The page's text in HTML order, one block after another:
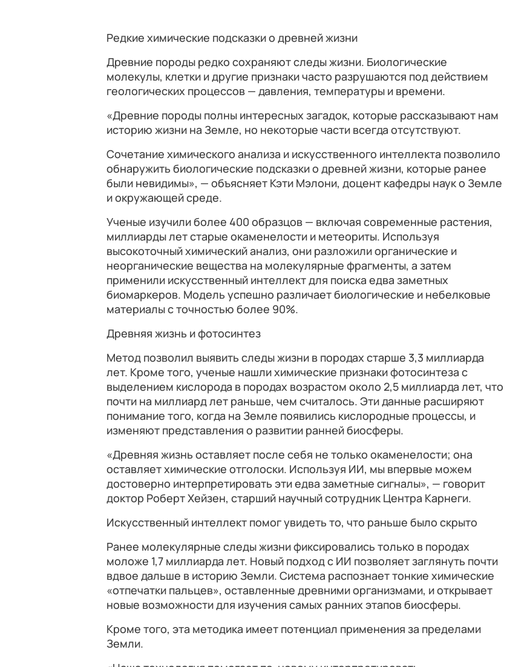
Редкие химические подсказки о древней жизни
Древние породы редко сохраняют следы жизни. Биологические
молекулы, клетки и другие признаки часто разрушаются под действием
геологических процессов — давления, температуры и времени.
«Древние породы полны интересных загадок, которые рассказывают нам
историю жизни на Земле, но некоторые части всегда отсутствуют.
Сочетание химического анализа и искусственного интеллекта позволило
обнаружить биологические подсказки о древней жизни, которые ранее
были невидимы», — объясняет Кэти Мэлони, доцент кафедры наук о Земле
и окружающей среде.
Ученые изучили более 400 образцов — включая современные растения,
миллиарды лет старые окаменелости и метеориты. Используя
высокоточный химический анализ, они разложили органические и
неорганические вещества на молекулярные фрагменты, а затем
применили искусственный интеллект для поиска едва заметных
биомаркеров. Модель успешно различает биологические и небелковые
материалы с точностью более 90%.
Древняя жизнь и фотосинтез
Метод позволил выявить следы жизни в породах старше 3,3 миллиарда
лет. Кроме того, ученые нашли химические признаки фотосинтеза с
выделением кислорода в породах возрастом около 2,5 миллиарда лет, что
почти на миллиард лет раньше, чем считалось. Эти данные расширяют
понимание того, когда на Земле появились кислородные процессы, и
изменяют представления о развитии ранней биосферы.
«Древняя жизнь оставляет после себя не только окаменелости; она
оставляет химические отголоски. Используя ИИ, мы впервые можем
достоверно интерпретировать эти едва заметные сигналы», — говорит
доктор Роберт Хейзен, старший научный сотрудник Центра Карнеги.
Искусственный интеллект помог увидеть то, что раньше было скрыто
Ранее молекулярные следы жизни фиксировались только в породах
моложе 1,7 миллиарда лет. Новый подход с ИИ позволяет заглянуть почти
вдвое дальше в историю Земли. Система распознает тонкие химические
«отпечатки пальцев», оставленные древними организмами, и открывает
новые возможности для изучения самых ранних этапов биосферы.
Кроме того, эта методика имеет потенциал применения за пределами
Земли.